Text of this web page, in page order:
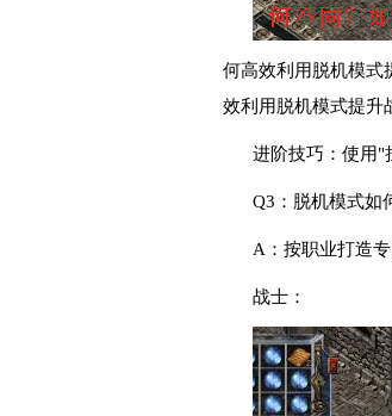
何高效利用脱机模式
效利用脱机模式提升
进阶技巧：使用"
Q3：脱机模式如
A：按职业打造
战士：